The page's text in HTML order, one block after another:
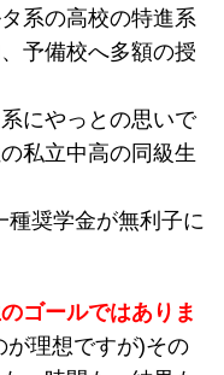
系の高校の特進系
予備校へ多額の授
にやっとの思いで
私立中高の同級生
種奨学金が無利子に
ゴールではありま
が理想ですが)その